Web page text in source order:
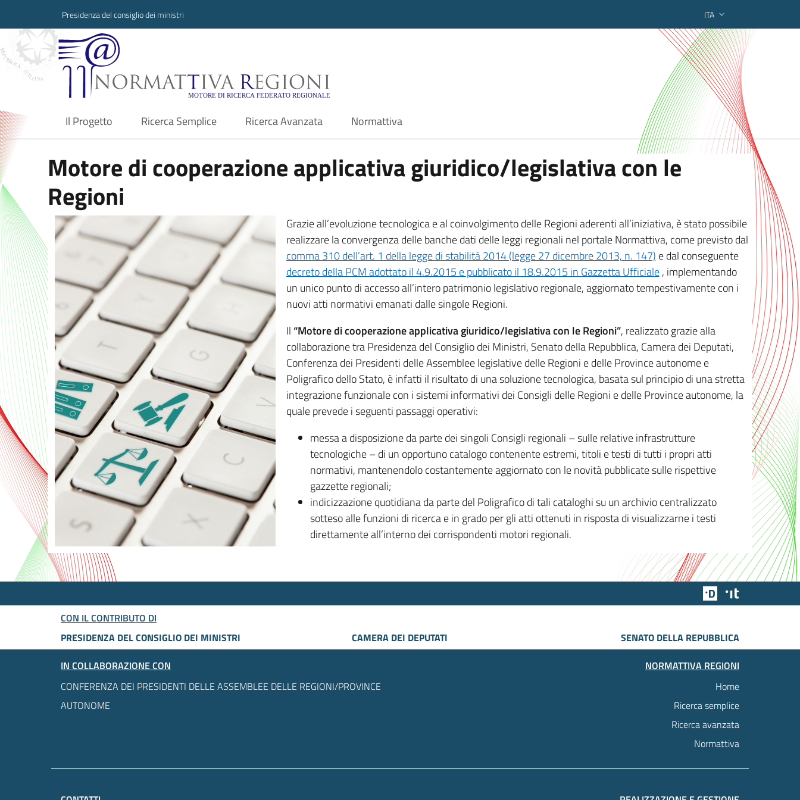
Presidenza del consiglio dei ministri ITA
Normattiva Regioni - Motore di ricerca federato regionale
Il Progetto
current Ricerca Semplice Ricerca Avanzata Normattiva
Motore di cooperazione applicativa giuridico/legislativa con le
Regioni
Grazie all’evoluzione tecnologica e al coinvolgimento delle Regioni aderenti all’iniziativa, è stato possibile
realizzare la convergenza delle banche dati delle leggi regionali nel portale Normattiva, come previsto dal
comma 310 dell’art. 1 della legge di stabilità 2014 (legge 27 dicembre 2013, n. 147) e dal conseguente
decreto della PCM adottato il 4.9.2015 e pubblicato il 18.9.2015 in Gazzetta Ufficiale, implementando
un unico punto di accesso all’intero patrimonio legislativo regionale, aggiornato tempestivamente con i
nuovi atti normativi emanati dalle singole Regioni.
Il “Motore di cooperazione applicativa giuridico/legislativa con le Regioni”, realizzato grazie alla
collaborazione tra Presidenza del Consiglio dei Ministri, Senato della Repubblica, Camera dei Deputati,
Conferenza dei Presidenti delle Assemblee legislative delle Regioni e delle Province autonome e
Poligrafico dello Stato, è infatti il risultato di una soluzione tecnologica, basata sul principio di una stretta
integrazione funzionale con i sistemi informativi dei Consigli delle Regioni e delle Province autonome, la
quale prevede i seguenti passaggi operativi:
messa a disposizione da parte dei singoli Consigli regionali – sulle relative infrastrutture
tecnologiche – di un opportuno catalogo contenente estremi, titoli e testi di tutti i propri atti
normativi, mantenendolo costantemente aggiornato con le novità pubblicate sulle rispettive
gazzette regionali;
indicizzazione quotidiana da parte del Poligrafico di tali cataloghi su un archivio centralizzato
sotteso alle funzioni di ricerca e in grado per gli atti ottenuti in risposta di visualizzarne i testi
direttamente all’interno dei corrispondenti motori regionali.
Team Digitale
CON IL CONTRIBUTO DI
PRESIDENZA DEL CONSIGLIO DEI MINISTRI
CAMERA DEI DEPUTATI
SENATO DELLA REPUBBLICA
IN COLLABORAZIONE CON
CONFERENZA DEI PRESIDENTI DELLE ASSEMBLEE DELLE REGIONI/PROVINCE
AUTONOME
NORMATTIVA REGIONI
Home
Ricerca semplice
Ricerca avanzata
Normattiva